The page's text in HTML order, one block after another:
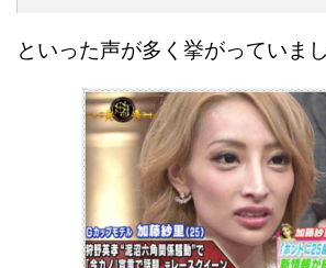
といった声が多く挙がっていまし